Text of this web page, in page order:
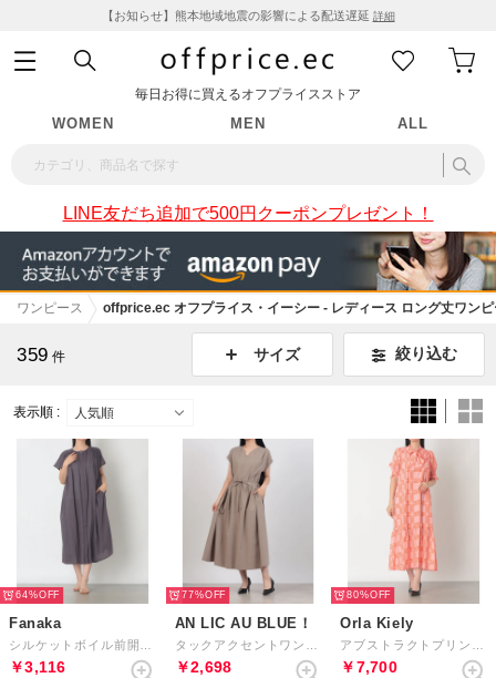
【お知らせ】熊本地域地震の影響による配送遅延 詳細
毎日お得に買えるオフプライスストア
WOMEN MEN ALL
LINE友だち追加で500円クーポンプレゼント！
ワンピース offprice.ec オフプライス・イーシー - レディース ロング丈ワンピ
359 件 サイズ 絞り込む
表示順 :
64%
Fanaka
￥3,116
77%
AN LIC AU BLUE！
￥2,698
80%
Orla Kiely
￥7,700